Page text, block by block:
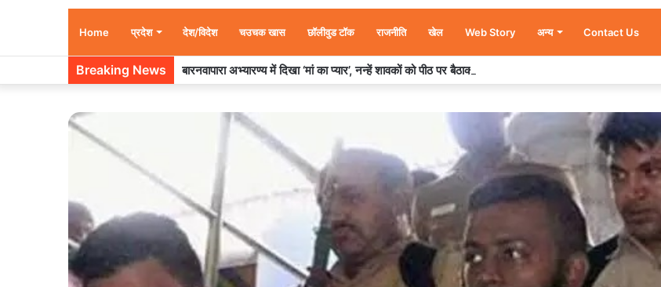
Home प्रदेश देश/विदेश चउचक खास छॉलीवुड टॉक राजनीति खेल Web Story अन्य Contact Us
Breaking News बारनवापारा अभ्यारण्य में दिखा ‘मां का प्यार’, नन्हें शावकों को पीठ पर बैठाकर घूमती दिखी मादा भालू